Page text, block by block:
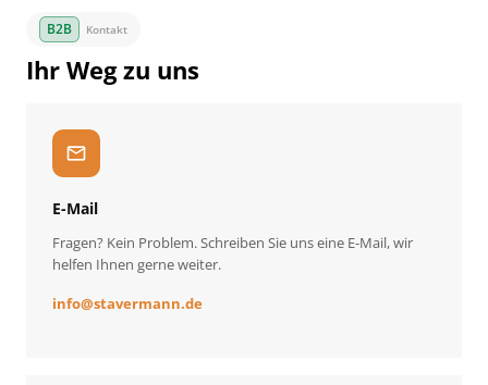
Kontakt
Ihr Weg zu uns
mail
E-Mail
Fragen? Kein Problem. Schreiben Sie uns eine E-Mail, wir
helfen Ihnen gerne weiter.
info@stavermann.de